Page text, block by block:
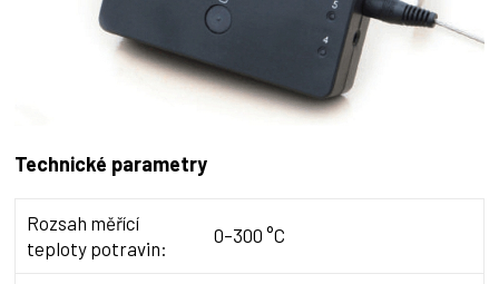
Technické parametry
Rozsah měřící
teploty potravin:
0–300 °C